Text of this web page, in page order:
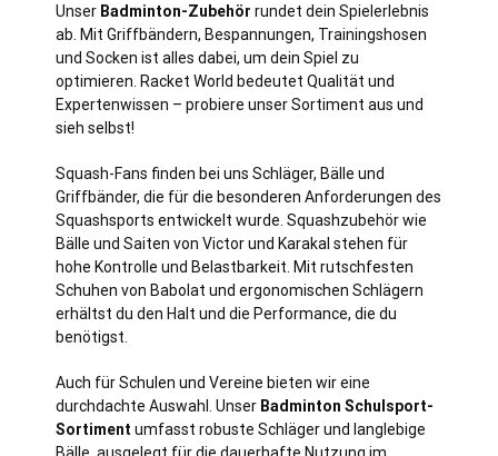
Unser Badminton-Zubehör rundet dein Spielerlebnis
ab. Mit Griffbändern, Bespannungen, Trainingshosen
und Socken ist alles dabei, um dein Spiel zu
optimieren. Racket World bedeutet Qualität und
Expertenwissen – probiere unser Sortiment aus und
sieh selbst!
Squash-Fans finden bei uns Schläger, Bälle und
Griffbänder, die für die besonderen Anforderungen des
Squashsports entwickelt wurde. Squashzubehör wie
Bälle und Saiten von Victor und Karakal stehen für
hohe Kontrolle und Belastbarkeit. Mit rutschfesten
Schuhen von Babolat und ergonomischen Schlägern
erhältst du den Halt und die Performance, die du
benötigst.
Auch für Schulen und Vereine bieten wir eine
durchdachte Auswahl. Unser Badminton Schulsport-
Sortiment umfasst robuste Schläger und langlebige